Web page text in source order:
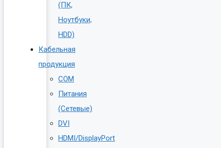
(ПК,
Ноутбуки,
HDD)
Кабельная
продукция
COM
Питания
(Сетевые)
DVI
HDMI/DisplayPort